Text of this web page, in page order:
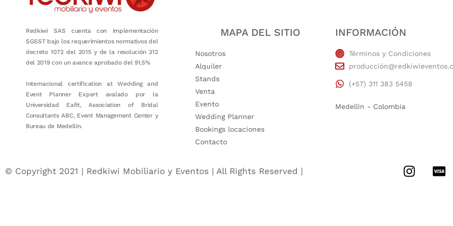
Redkiwi SAS cuenta con implementación
SGSST bajo los requerimientos normativos del
decreto 1072 del 2015 y de la resolución 312
del 2019 con un avance aprobado del 91,5%
Internacional certification at Wedding and
Event Planner Expert avalado por la
Universidad Eafit, Association of Bridal
Consultants ABC, Event Management Center y
Bureau de Medellín.
MAPA DEL SITIO
Nosotros
Alquiler
Stands
Venta
Evento
Wedding Planner
Bookings locaciones
Contacto
INFORMACIÓN
Términos y Condiciones
(+57) 311 383 5458
Medellin - Colombia
© Copyright 2021 | Redkiwi Mobiliario y Eventos | All Rights Reserved |